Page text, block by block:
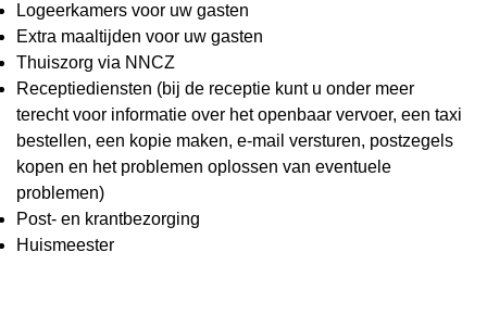
Logeerkamers voor uw gasten
Extra maaltijden voor uw gasten
Thuiszorg via NNCZ
Receptiediensten (bij de receptie kunt u onder meer
terecht voor informatie over het openbaar vervoer, een taxi
bestellen, een kopie maken, e-mail versturen, postzegels
kopen en het problemen oplossen van eventuele
problemen)
Post- en krantbezorging
Huismeester